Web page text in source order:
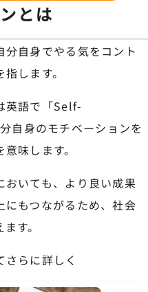
とは
自身でやる気をコント
します。
英語で「Self-
自身のモチベーションを
味します。
いても、より良い成果
もつながるため、社会
す。
らに詳しく